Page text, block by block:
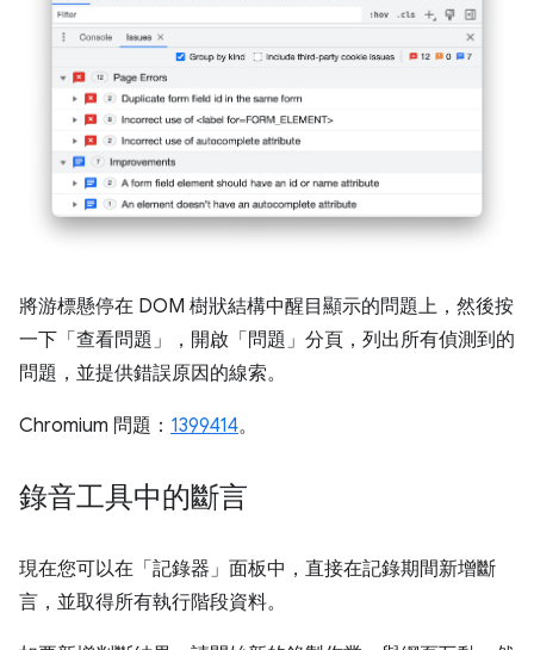
將游標懸停在 DOM 樹狀結構中醒目顯示的問題上，然後按
一下「查看問題」
，開啟「問題」 分頁，列出所有偵測到的
問題，並提供錯誤原因的線索。
Chromium 問題： 1399414。
錄音工具中的斷言
現在您可以在「記錄器」 面板中，直接在記錄期間新增斷
言，並取得所有執行階段資料。